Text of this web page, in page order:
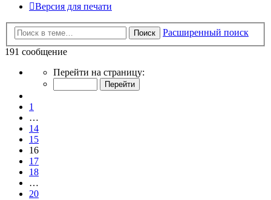
Версия для печати
Поиск
Расширенный поиск
191 сообщение
Страница
20
Перейти на страницу:
1
…
14
15
16
17
18
…
20